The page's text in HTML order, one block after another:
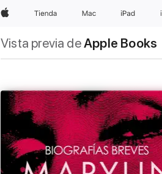
AppleTienda Mac iPad
Vista previa deApple Books